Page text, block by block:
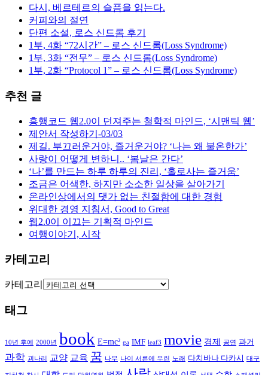
다시, 베르테르의 슬픔을 읽는다.
커피와의 절연
단편 소설, 로스 신드롬 후기
1부, 4화 “72시간” – 로스 신드롬(Loss Syndrome)
1부, 3화 “전무” – 로스 신드롬(Loss Syndrome)
1부, 2화 “Protocol 1” – 로스 신드롬(Loss Syndrome)
추천 글
흥행코드 웹2.0이 던져주는 철학적 마인드, ‘시맨틱 웹’
제안서 작성하기-03/03
제길. 부끄러운거야, 즐거운거야? ‘나는 왜 불온한가’
사랑이 어떻게 변하니.. ‘봄날은 간다’
‘나’를 만드는 하루 하루의 진리, ‘홀로사는 즐거움’
조금은 어색한, 하지만 소소한 일상을 살아가기
온라인상에서의 댓가 없는 친절함에 대한 경험
위대한 경영 지침서, Good to Great
웹2.0이 이끄는 기획적 마인드
여행이야기, 시작
카테고리
카테고리
태그
10년 후에 2000년 book E=mc² ga IMF leaf3 movie 경제 공연 과거
과학 괴나리 교양 교육 꿈 나무 나이 서른에 우린 노래 다치바나 다카시 대구